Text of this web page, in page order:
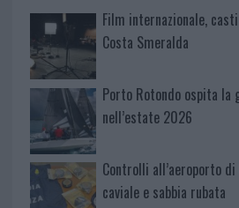
Film internazionale,
Costa Smeralda
Porto Rotondo ospita la
nell’estate 2026
Controlli all’aeroporto
caviale e sabbia rubata